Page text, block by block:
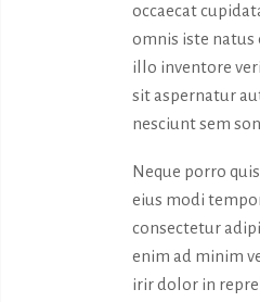
occaecat
omnis iste natus
illo inventore
sit aspernatur
nesciunt sem
Neque porro
eius modi
consectetur
enim ad minim
irir dolor in